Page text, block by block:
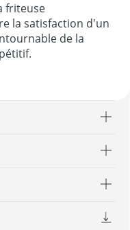
friteuse
la satisfaction d'un
de la